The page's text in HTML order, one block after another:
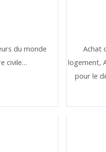
du monde
civile…
Achat
logement,
pour le